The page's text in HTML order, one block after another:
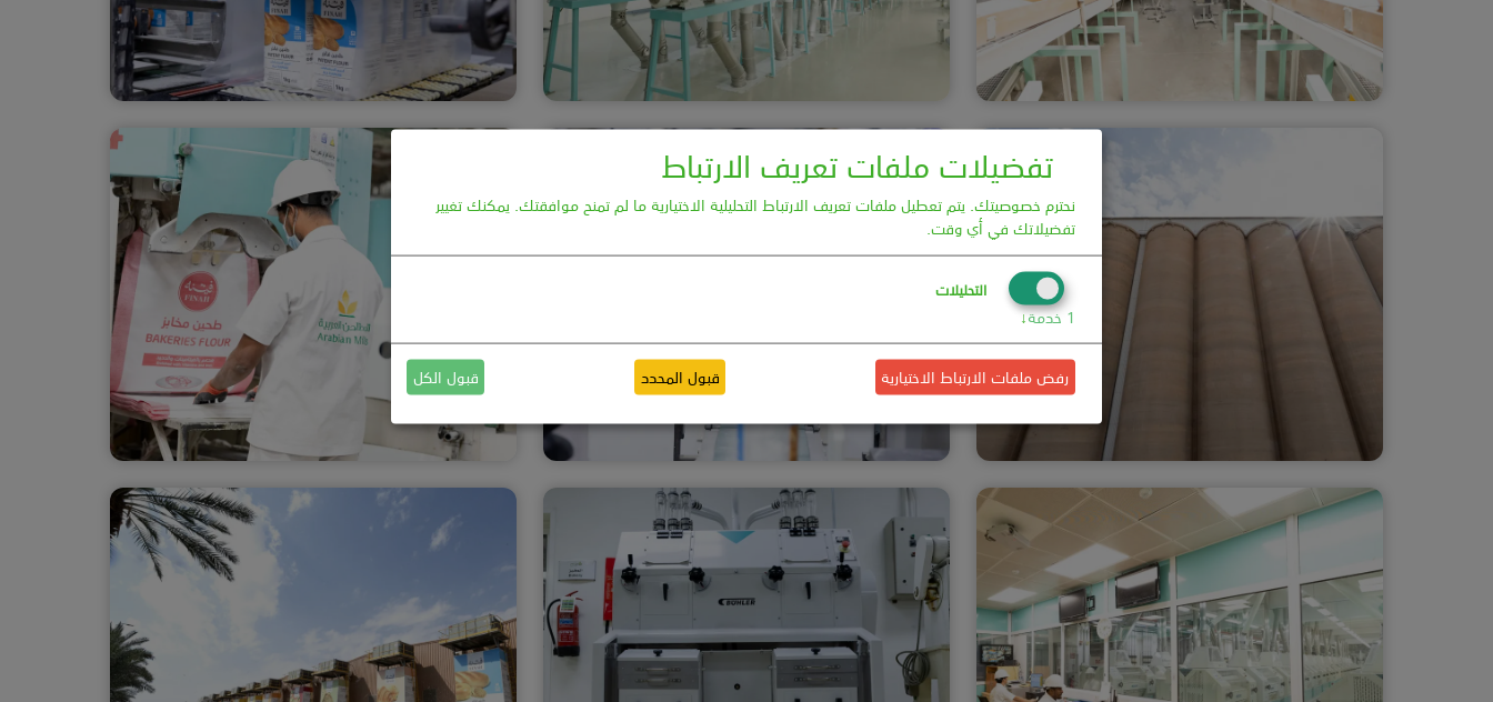
تفضيلات ملفات تعريف الارتباط
نحترم خصوصيتك. يتم تعطيل ملفات تعريف الارتباط التحليلية الاختيارية ما لم تمنح موافقتك. يمكنك تغيير
تفضيلاتك في أي وقت.
التحليلات
↓ 1خدمة
رفض ملفات الارتباط الاختيارية قبول المحدد قبول الكل